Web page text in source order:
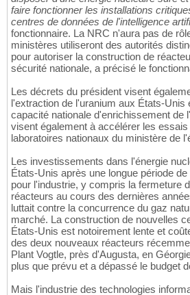
faire fonctionner les installations
centres de données de l'intelligence
fonctionnaire. La NRC n'aura pas de
ministères utiliseront des autorités
pour autoriser la construction de
sécurité nationale, a précisé le
Les décrets du président visent
l'extraction de l'uranium aux États-Unis
capacité nationale d'enrichissement de
visent également à accélérer les
laboratoires nationaux du ministère de
Les investissements dans l'énergie
États-Unis après une longue période
pour l'industrie, y compris la fermeture
réacteurs au cours des dernières
luttait contre la concurrence du gaz
marché. La construction de nouvelles
États-Unis est notoirement lente et
des deux nouveaux réacteurs
Plant Vogtle, près d'Augusta, en
plus que prévu et a dépassé le budget
Mais l'industrie des technologies